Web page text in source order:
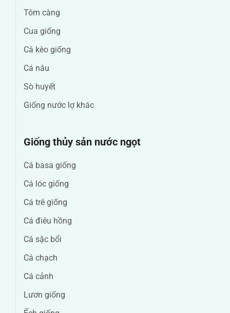
Tôm càng
Cua giống
Cá kèo giống
Cá nâu
Sò huyết
Giống nước lợ khác
Giống thủy sản nước ngọt
Cá basa giống
Cá lóc giống
Cá trê giống
Cá điêu hồng
Cá sặc bổi
Cá chạch
Cá cảnh
Lươn giống